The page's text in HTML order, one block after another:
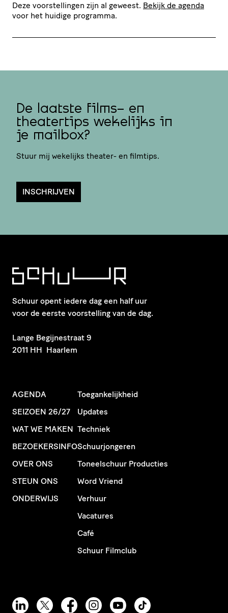
Deze voorstellingen zijn al geweest. Bekijk de agenda
voor het huidige programma.
De laatste films- en
theatertips wekelijks in
je mailbox?
Stuur mij wekelijks theater- en filmtips.
INSCHRIJVEN
Schuur opent iedere dag een half uur
voor de eerste voorstelling van de dag.
​Lange Begijnestraat 9
2011 HH Haarlem
AGENDA
SEIZOEN 26/27
WAT WE MAKEN
BEZOEKERSINFO
OVER ONS
STEUN ONS
ONDERWIJS
Toegankelijkheid
Updates
Techniek
Schuurjongeren
Toneelschuur Producties
Word Vriend
Verhuur
Vacatures
Café
Schuur Filmclub